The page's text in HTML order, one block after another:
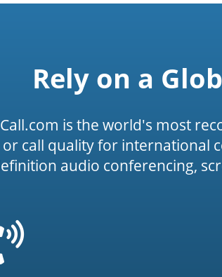
Rely on a
is the world's most
call quality for international
audio conferencing,
t('common.phone_icon')